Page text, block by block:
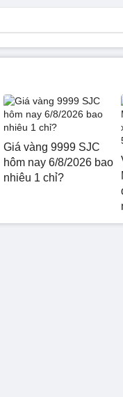
Giá vàng 9999 SJC
hôm nay 6/8/2026 bao
nhiêu 1 chỉ?